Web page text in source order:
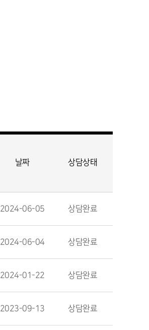
날짜 상담상태
2024-06-05 상담완료
2024-06-04 상담완료
2024-01-22 상담완료
2023-09-13 상담완료